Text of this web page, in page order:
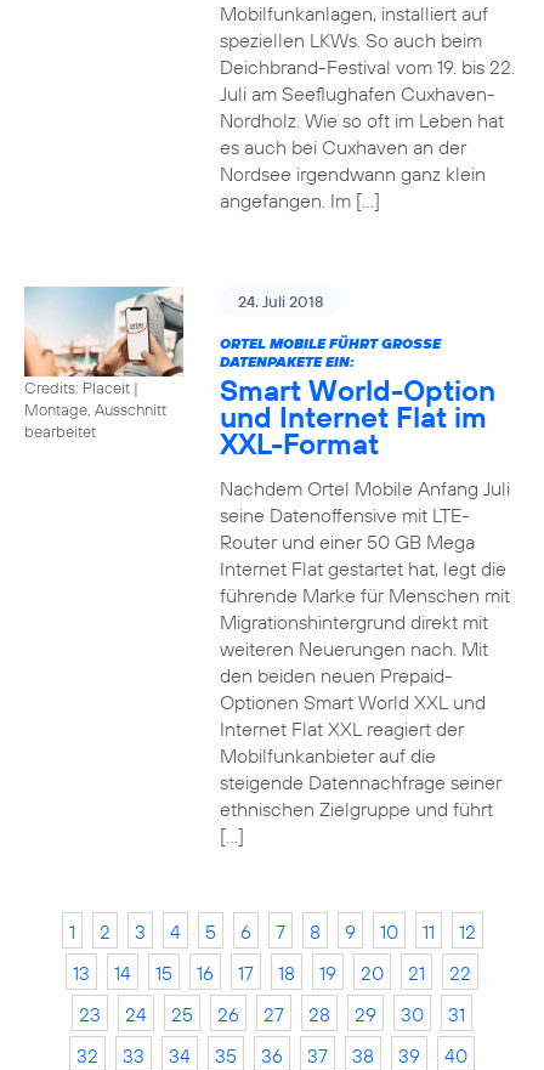
Mobilfunkanlagen, installiert auf
speziellen LKWs. So auch beim
Deichbrand-Festival vom 19. bis 22.
Juli am Seeflughafen Cuxhaven-
Nordholz. Wie so oft im Leben hat
es auch bei Cuxhaven an der
Nordsee irgendwann ganz klein
angefangen. Im […]
Credits: Placeit |
Montage, Ausschnitt
bearbeitet
24. Juli 2018
ORTEL MOBILE FÜHRT GROSSE D
ATENPAKETE EIN:
Smart World-Option
und Internet Flat im
XXL-Format
Nachdem Ortel Mobile Anfang Juli
seine Datenoffensive mit LTE-
Router und einer 50 GB Mega
Internet Flat gestartet hat, legt die
führende Marke für Menschen mit
Migrationshintergrund direkt mit
weiteren Neuerungen nach. Mit
den beiden neuen Prepaid-
Optionen Smart World XXL und
Internet Flat XXL reagiert der
Mobilfunkanbieter auf die
steigende Datennachfrage seiner
ethnischen Zielgruppe und führt
[…]
1 2 3 4 5 6 7 8 9 10 11
12
13
14 15 16 17 18 19 20 21
22
23
24 25 26 27 28 29 30
31
32
33 34 35 36 37 38 39
40